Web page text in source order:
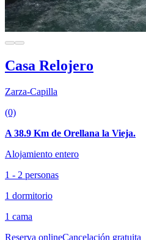
Casa Relojero
Zarza-Capilla
(0)
A 38.9 Km de Orellana la Vieja.
Alojamiento entero
1 - 2 personas
1 dormitorio
1 cama
Reserva onlineCancelación gratuita